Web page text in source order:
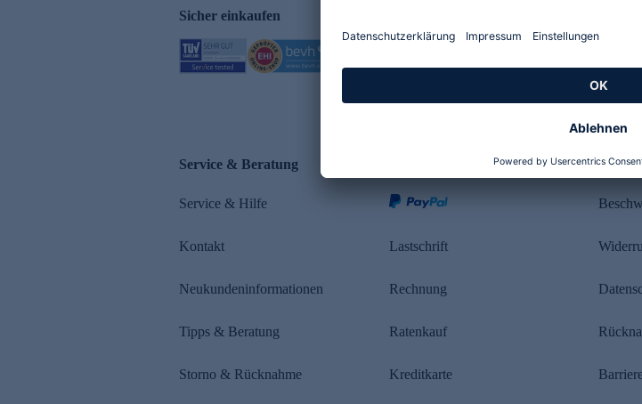
Sicher einkaufen
Service & Beratung
Service & Hilfe
Kontakt
Neukundeninformationen
Tipps & Beratung
Storno & Rücknahme
Lastschrift
Rechnung
Ratenkauf
Kreditkarte